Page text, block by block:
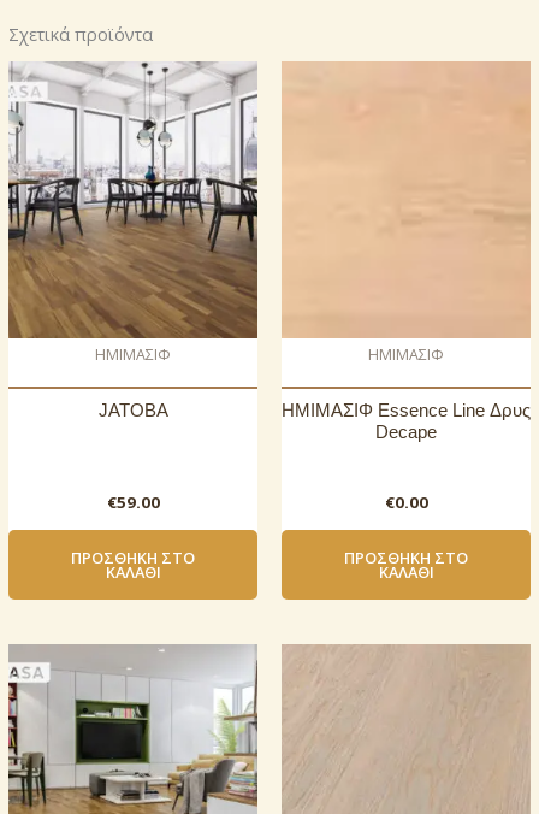
Σχετικά προϊόντα
ΗΜΙΜΑΣΙΦ
JATOBA
€59.00
ΠΡΟΣΘΉΚΗ ΣΤΟ
ΚΑΛΆΘΙ
ΗΜΙΜΑΣΙΦ
ΗΜΙΜΑΣΙΦ Essence Line Δρυς
Decape
€0.00
ΠΡΟΣΘΉΚΗ ΣΤΟ
ΚΑΛΆΘΙ